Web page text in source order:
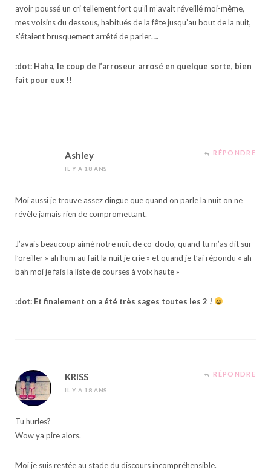
avoir poussé un cri tellement fort qu’il m’avait réveillé moi-même,
mes voisins du dessous, habitués de la fête jusqu’au bout de la nuit,
s’étaient brusquement arrêté de parler….
:dot: Haha, le coup de l’arroseur arrosé en quelque sorte, bien
fait pour eux !!
Ashley
IL Y A 18 ANS
RÉPONDRE
Moi aussi je trouve assez dingue que quand on parle la nuit on ne
révèle jamais rien de compromettant.
J’avais beaucoup aimé notre nuit de co-dodo, quand tu m’as dit sur
l’oreiller » ah hum au fait la nuit je crie » et quand je t’ai répondu « ah
bah moi je fais la liste de courses à voix haute »
:dot: Et finalement on a été très sages toutes les 2 !
KRiSS
IL Y A 18 ANS
RÉPONDRE
Tu hurles?
Wow ya pire alors.
Moi je suis restée au stade du discours incompréhensible.